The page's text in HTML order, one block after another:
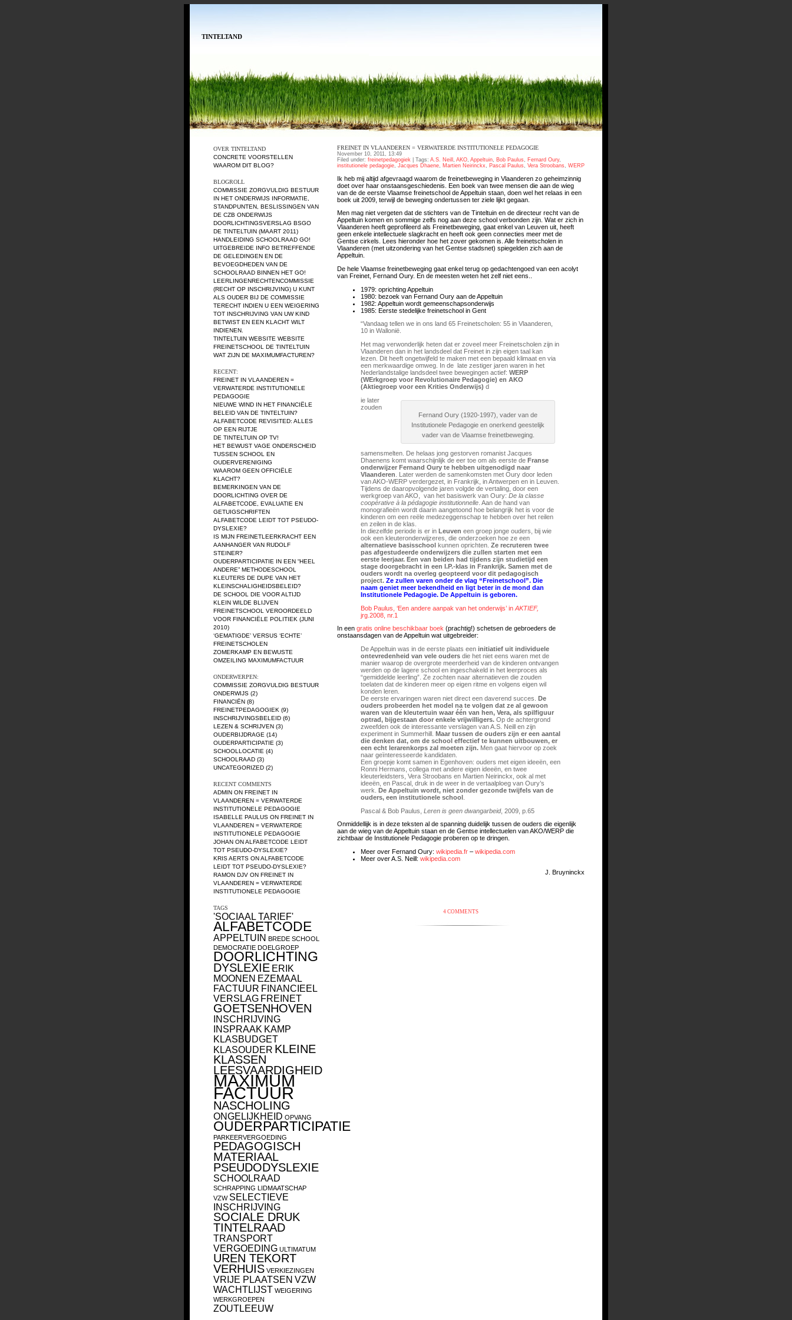
TINTELTAND
OVER TINTELTAND
CONCRETE VOORSTELLEN
WAAROM DIT BLOG?
BLOGROLL
COMMISSIE ZORGVULDIG BESTUUR
IN HET ONDERWIJS INFORMATIE,
STANDPUNTEN, BESLISSINGEN VAN
DE CZB ONDERWIJS
DOORLICHTINGSVERSLAG BSGO
DE TINTELTUIN (MAART 2011)
HANDLEIDING SCHOOLRAAD GO!
UITGEBREIDE INFO BETREFFENDE
DE GELEDINGEN EN DE
BEVOEGDHEDEN VAN DE
SCHOOLRAAD BINNEN HET GO!
LEERLINGENRECHTENCOMMISSIE
(RECHT OP INSCHRIJVING) U KUNT
ALS OUDER BIJ DE COMMISSIE
TERECHT INDIEN U EEN WEIGERING
TOT INSCHRIJVING VAN UW KIND
BETWIST EN EEN KLACHT WILT
INDIENEN.
TINTELTUIN WEBSITE WEBSITE
FREINETSCHOOL DE TINTELTUIN
WAT ZIJN DE MAXIMUMFACTUREN?
RECENT:
FREINET IN VLAANDEREN =
VERWATERDE INSTITUTIONELE
PEDAGOGIE
NIEUWE WIND IN HET FINANCIËLE
BELEID VAN DE TINTELTUIN?
ALFABETCODE REVISITED: ALLES
OP EEN RIJTJE
DE TINTELTUIN OP TV!
HET BEWUST VAGE ONDERSCHEID
TUSSEN SCHOOL EN
OUDERVERENIGING
WAAROM GEEN OFFICIËLE
KLACHT?
BEMERKINGEN VAN DE
DOORLICHTING OVER DE
ALFABETCODE, EVALUATIE EN
GETUIGSCHRIFTEN
ALFABETCODE LEIDT TOT PSEUDO-
DYSLEXIE?
IS MIJN FREINETLEERKRACHT EEN
AANHANGER VAN RUDOLF
STEINER?
OUDERPARTICIPATIE IN EEN “HEEL
ANDERE” METHODESCHOOL
KLEUTERS DE DUPE VAN HET
KLEINSCHALIGHEIDSBELEID?
DE SCHOOL DIE VOOR ALTIJD
KLEIN WILDE BLIJVEN
FREINETSCHOOL VEROORDEELD
VOOR FINANCIËLE POLITIEK (JUNI
2010)
‘GEMATIGDE’ VERSUS ‘ECHTE’
FREINETSCHOLEN
ZOMERKAMP EN BEWUSTE
OMZEILING MAXIMUMFACTUUR
ONDERWERPEN:
COMMISSIE ZORGVULDIG BESTUUR
ONDERWIJS (2)
FINANCIËN (8)
FREINETPEDAGOGIEK (9)
INSCHRIJVINGSBELEID (6)
LEZEN & SCHRIJVEN (3)
OUDERBIJDRAGE (14)
OUDERPARTICIPATIE (3)
SCHOOLLOCATIE (4)
SCHOOLRAAD (3)
UNCATEGORIZED (2)
RECENT COMMENTS
ADMIN ON FREINET IN
VLAANDEREN = VERWATERDE
INSTITUTIONELE PEDAGOGIE
ISABELLE PAULUS ON FREINET IN
VLAANDEREN = VERWATERDE
INSTITUTIONELE PEDAGOGIE
JOHAN ONALFABETCODE LEIDT
TOT PSEUDO-DYSLEXIE?
KRIS AERTS ONALFABETCODE
LEIDT TOT PSEUDO-DYSLEXIE?
RAMON DJV ON FREINET IN
VLAANDEREN = VERWATERDE
INSTITUTIONELE PEDAGOGIE
TAGS
'SOCIAAL TARIEF'
ALFABETCODE
APPELTUIN BREDE SCHOOL
DEMOCRATIE DOELGROEP
DOORLICHTING
DYSLEXIE ERIK
MOONEN EZEMAAL
FACTUUR FINANCIEEL
VERSLAG FREINET
GOETSENHOVEN
INSCHRIJVING
INSPRAAK KAMP
KLASBUDGET
KLASOUDER KLEINE
KLASSEN
LEESVAARDIGHEID
MAXIMUM
FACTUUR
NASCHOLING
ONGELIJKHEID OPVANG
OUDERPARTICIPATIE
PARKEERVERGOEDING
PEDAGOGISCH
MATERIAAL
PSEUDODYSLEXIE
SCHOOLRAAD
SCHRAPPING LIDMAATSCHAP
VZW SELECTIEVE
INSCHRIJVING
SOCIALE DRUK
TINTELRAAD
TRANSPORT
VERGOEDING ULTIMATUM
UREN TEKORT
VERHUIS VERKIEZINGEN
VRIJE PLAATSEN VZW
WACHTLIJST WEIGERING
WERKGROEPEN
ZOUTLEEUW
FREINET IN VLAANDEREN = VERWATERDE INSTITUTIONELE PEDAGOGIE
November 10, 2011, 13:49
Filed under: freinetpedagogiek | Tags: A.S. Neill , AKO, Appeltuin, Bob Paulus, Fernard Oury,
institutionele pedagogie, Jacques Dhaene, Martien Neirinckx, Pascal Paulus, Vera Stroobans, WERP
Ik heb mij altijd afgevraagd waarom de freinetbeweging in Vlaanderen zo geheimzinnig
doet over haar onstaansgeschiedenis. Een boek van twee mensen die aan de wieg
van de de eerste Vlaamse freinetschool de Appeltuin staan, doen wel het relaas in een
boek uit 2009, terwijl de beweging ondertussen ter ziele lijkt gegaan.
Men mag niet vergeten dat de stichters van de Tinteltuin en de directeur recht van de
Appeltuin komen en sommige zelfs nog aan deze school verbonden zijn. Wat er zich in
Vlaanderen heeft geprofileerd als Freinetbeweging, gaat enkel van Leuven uit, heeft
geen enkele intellectuele slagkracht en heeft ook geen connecties meer met de
Gentse cirkels. Lees hieronder hoe het zover gekomen is. Alle freinetscholen in
Vlaanderen (met uitzondering van het Gentse stadsnet) spiegelden zich aan de
Appeltuin.
De hele Vlaamse freinetbeweging gaat enkel terug op gedachtengoed van een acolyt
van Freinet, Fernand Oury. En de meesten weten het zelf niet eens..
1979: oprichting Appeltuin
1980: bezoek van Fernand Oury aan de Appeltuin
1982: Appeltuin wordt gemeenschapsonderwijs
1985: Eerste stedelijke freinetschool in Gent
“Vandaag tellen we in ons land 65 Freinetscholen: 55 in Vlaanderen,
10 in Wallonië.
Het mag verwonderlijk heten dat er zoveel meer Freinetscholen zijn in
Vlaanderen dan in het landsdeel dat Freinet in zijn eigen taal kan
lezen. Dit heeft ongetwijfeld te maken met een bepaald klimaat en via
een merkwaardige omweg. In de late zestiger jaren waren in het
Nederlandstalige landsdeel twee bewegingen actief: WERP
(WErkgroep voor Revolutionaire Pedagogie) en AKO
(Aktiegroep voor een Krities Onderwijs) d
Fernand Oury (1920-1997), vader van de
Institutionele Pedagogie en onerkend geestelijk
vader van de Vlaamse freinetbeweging.
ie later
zouden
samensmelten. De helaas jong gestorven romanist Jacques
Dhaenens komt waarschijnlijk de eer toe om als eerste de Franse
onderwijzer Fernand Oury te hebben uitgenodigd naar
Vlaanderen . Later werden de samenkomsten met Oury door leden
van AKO-WERP verdergezet, in Frankrijk, in Antwerpen en in Leuven.
Tijdens de daaropvolgende jaren volgde de vertaling, door een
werkgroep van AKO, van het basiswerk van Oury: De la classe
coopérative à la pédagogie institutionnelle . Aan de hand van
monografieën wordt daarin aangetoond hoe belangrijk het is voor de
kinderen om een reële medezeggenschap te hebben over het reilen
en zeilen in de klas.
In diezelfde periode is er in Leuven een groep jonge ouders, bij wie
ook een kleuteronderwijzeres, die onderzoeken hoe ze een
alternatieve basisschool kunnen oprichten. Ze recruteren twee
pas afgestudeerde onderwijzers die zullen starten met een
eerste leerjaar. Een van beiden had tijdens zijn studietijd een
stage doorgebracht in een I.P.-klas in Frankrijk. Samen met de
ouders wordt na overleg geopteerd voor dit pedagogisch
project. Ze zullen varen onder de vlag “Freinetschool”. Die
naam geniet meer bekendheid en ligt beter in de mond dan
Institutionele Pedagogie. De Appeltuin is geboren.
Bob Paulus, ‘Een andere aanpak van het onderwijs’ in AKTIEF,
jrg.2008, nr.1
In een gratis online beschikbaar boek (prachtig!) schetsen de gebroeders de
onstaansdagen van de Appeltuin wat uitgebreider:
De Appeltuin was in de eerste plaats een initiatief uit individuele
ontevredenheid van vele ouders die het niet eens waren met de
manier waarop de overgrote meerderheid van de kinderen ontvangen
werden op de lagere school en ingeschakeld in het leerproces als
“gemiddelde leerling”. Ze zochten naar alternatieven die zouden
toelaten dat de kinderen meer op eigen ritme en volgens eigen wil
konden leren.
De eerste ervaringen waren niet direct een daverend succes. De
ouders probeerden het model na te volgen dat ze al gewoon
waren van de kleutertuin waar één van hen, Vera, als spilfiguur
optrad, bijgestaan door enkele vrijwilligers. Op de achtergrond
zweefden ook de interessante verslagen van A.S. Neill en zijn
experiment in Summerhill. Maar tussen de ouders zijn er een aantal
die denken dat, om de school effectief te kunnen uitbouwen, er
een echt lerarenkorps zal moeten zijn. Men gaat hiervoor op zoek
naar geïnteresseerde kandidaten.
Een groepje komt samen in Egenhoven: ouders met eigen ideeën, een
Ronni Hermans, collega met andere eigen ideeën, en twee
kleuterleidsters, Vera Stroobans en Martien Neirinckx, ook al met
ideeën, en Pascal, druk in de weer in de vertaalploeg van Oury’s
werk. De Appeltuin wordt, niet zonder gezonde twijfels van de
ouders, een institutionele school
Pascal & Bob Paulus, Leren is geen dwangarbeid, 2009, p.65
Onmiddellijk is in deze teksten al de spanning duidelijk tussen de ouders die eigenlijk
aan de wieg van de Appeltuin staan en de Gentse intellectuelen van AKO/WERP die
zichtbaar de Institutionele Pedagogie proberen op te dringen.
Meer over Fernand Oury: wikipedia.fr – wikipedia.com
Meer over A.S. Neill: wikipedia.com
J. Bruyninckx
4 COMMENTS